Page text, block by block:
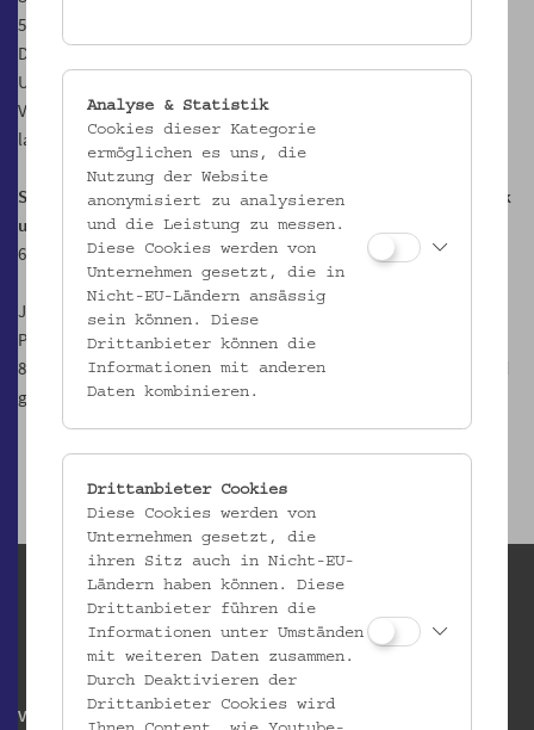
5./ 12./ 19. Dezember, von 17.00 bis 22.00 Uhr
DJ's ab 19 Uhr:
Ursula Winterauer (Ash My Love: 5.12.
Violetta Parisini: 12.12.
laschi lusch: 19.12.
Samstag und Sonntag: Glühwein, Suppeneintopf, Kunsthandwerk
und Workshop
6.,7.,8./ 13.,14./ 20.,21. Dezember, 14.00 bis 19.00 Uhr
Jeden Sonntag ab 16.00 Uhr „Origami“ Bäume falten (2.- Euro pro
Person)
8. Dezember, 14.30, 16.00, 17.30 Uhr „Spanschachteln mit Blattgold
gestalten“ (5.- Euro pro Person)
Volkskundemuseum Wien
Analyse & Statistik
Cookies dieser Kategorie
ermöglichen es uns, die
Nutzung der Website
anonymisiert zu analysieren
und die Leistung zu messen.
Diese Cookies werden von
Unternehmen gesetzt, die in
Nicht-EU-Ländern ansässig
sein können. Diese
Drittanbieter können die
Informationen mit anderen
Daten kombinieren.
Drittanbieter Cookies
Diese Cookies werden von
Unternehmen gesetzt, die
ihren Sitz auch in Nicht-EU-
Ländern haben können. Diese
Drittanbieter führen die
Informationen unter Umständen
mit weiteren Daten zusammen.
Durch Deaktivieren der
Drittanbieter Cookies wird